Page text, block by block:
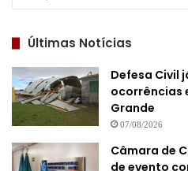
Últimas Notícias
Defesa Civil
ocorrências
Grande
07/08/2026
Câmara de
de evento